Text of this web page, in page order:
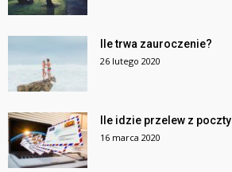
Ile trwa zauroczenie?
26 lutego 2020
Ile idzie przelew z poczty
16 marca 2020